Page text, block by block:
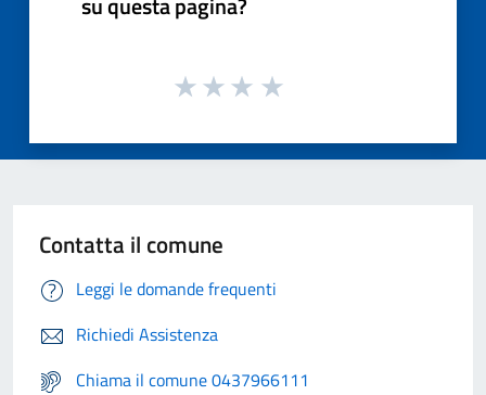
Contatta il comune
Leggi le domande frequenti
Richiedi Assistenza
Chiama il comune 0437966111